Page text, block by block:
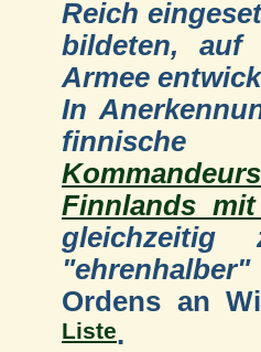
Reich
bildeten, auf
Armee
In
finnische
Finnlands
gleichzeitig
Ordens an
Liste.